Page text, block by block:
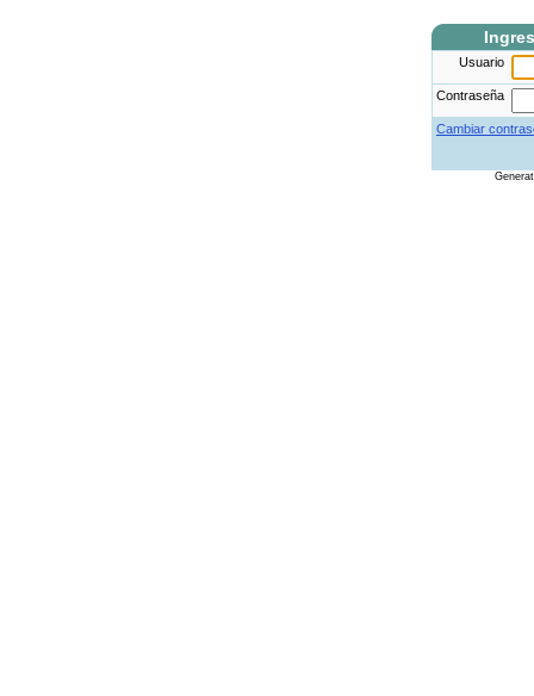
Usuario
Contraseña
Cambiar